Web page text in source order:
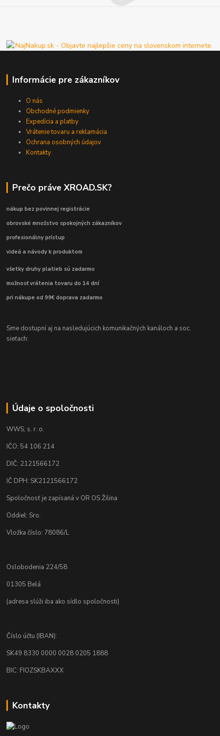
Informácie pre zákazníkov
O nás
Obchodné podmienky
Expedícia a platby
Vrátenie tovaru a reklamácia
Ochrana osobných údajov
Kontakty
Prečo práve XROAD.SK?
nákup bez povinnej registrácie
obrovské množstvo spokojných zákazníkov
profesionálny prístup
videá a návody k produktom
všetky druhy platieb sú zadarmo
možnosť vrátenia tovaru do 14 dní
pri nákupe od 99€ doprava zadarmo
Sme dostupní aj na nasledujúcich komunikačných kanáloch a soc.
sieťach:
Údaje o spoločnosti
WWS, s. r. o.
IČO: 54 106 214
DIČ: 2121566172
IČ DPH: SK2121566172
Spoločnosť je zapísaná v OR OS Žilina
Oddiel: Sro.
Vložka číslo: 78086/L
Oslobodenia 224/58
01305 Belá
(adresa slúži iba ako sídlo spoločnosti)
Číslo účtu (IBAN):
SK49 8330 0000 0028 0205 1888
BIC: FIOZSKBAXXX
Kontakty